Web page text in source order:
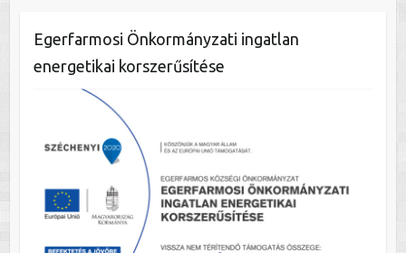
Egerfarmosi Önkormányzati ingatlan
energetikai korszerűsítése